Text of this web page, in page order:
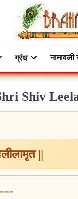
ग्रंथ नामावली
Shiv
||